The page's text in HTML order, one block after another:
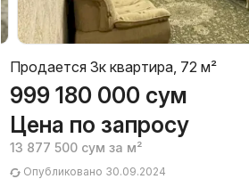
Продается 3к квартира, 72 м²
999 180 000 сум
Цена по запросу
13 877 500 сум за м²
Опубликовано 30.09.2024